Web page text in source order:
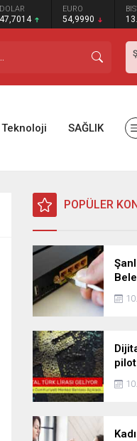
DOLAR
47,7014
EURO
54,9990
Teknoloji SAĞLIK
POPÜLER